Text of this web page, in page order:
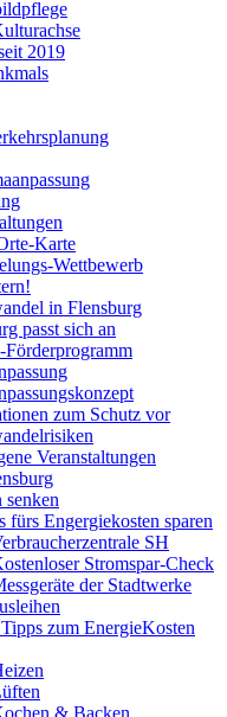
2019
Karte
Wettbewerb
in Flensburg
passt sich an
Förderprogramm
zum Schutz vor
Veranstaltungen
senken
fürs Engergiekosten sparen
SH
Stromspar-Check
der Stadtwerke
zum EnergieKosten
& Backen